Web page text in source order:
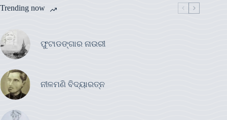
Trending now
ଫୁଟାଡଙ୍ଗାର ନାଉରୀ
ନୀଳମଣି ବିଦ୍ୟାରତ୍ନ